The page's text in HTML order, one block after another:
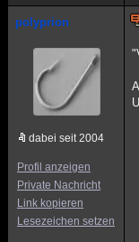
polyprion
dabei seit 2004
Profil anzeigen
Private Nachricht
Link kopieren
Lesezeichen setzen